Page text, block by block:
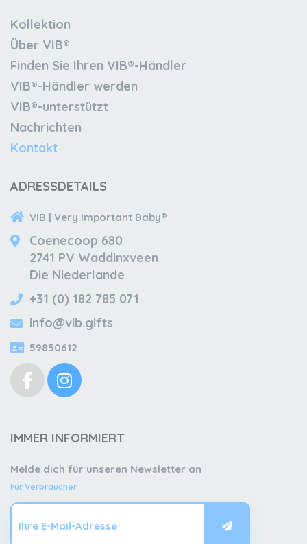
Kollektion
Über VIB®
Finden Sie Ihren VIB®-Händler
VIB®-Händler werden
VIB®-unterstützt
Nachrichten
Kontakt
ADRESSDETAILS
VIB | Very Important Baby®
Coenecoop 680
2741 PV Waddinxveen
Die Niederlande
+31 (0) 182 785 071
info@vib.gifts
59850612
IMMER INFORMIERT
Melde dich für unseren Newsletter an
Für Verbraucher